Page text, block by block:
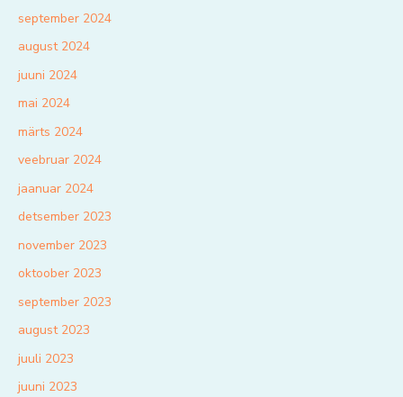
september 2024
august 2024
juuni 2024
mai 2024
märts 2024
veebruar 2024
jaanuar 2024
detsember 2023
november 2023
oktoober 2023
september 2023
august 2023
juuli 2023
juuni 2023